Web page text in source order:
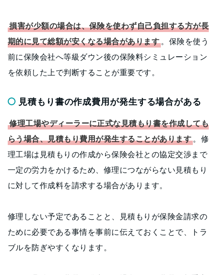
損害が少額の場合は、保険を使わず自己負担する方が長
期的に見て総額が安くなる場合があります 。保険を使う
前に保険会社へ等級ダウン後の保険料シミュレーション
を依頼した上で判断することが重要です。
見積もり書の作成費用が発生する場合がある
修理工場やディーラーに正式な見積もり書を作成しても
らう場合、見積もり費用が発生することがあります 。修
理工場は見積もりの作成から保険会社との協定交渉まで
一定の労力をかけるため、修理につながらない見積もり
に対して作成料を請求する場合があります。
修理しない予定であることと、見積もりが保険金請求の
ために必要である事情を事前に伝えておくことで、トラ
ブルを防ぎやすくなります。